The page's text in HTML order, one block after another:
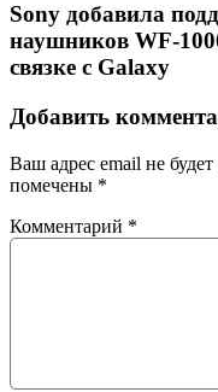
Sony добавила
наушников WF-
связке с Galaxy
Добавить
Ваш адрес email не
помечены *
Комментарий *